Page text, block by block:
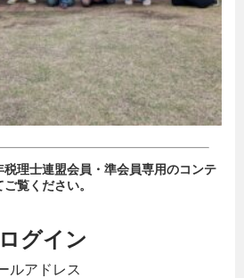
理士連盟会員・準会員専用のコンテ
覧ください。
グイン
ルアドレス